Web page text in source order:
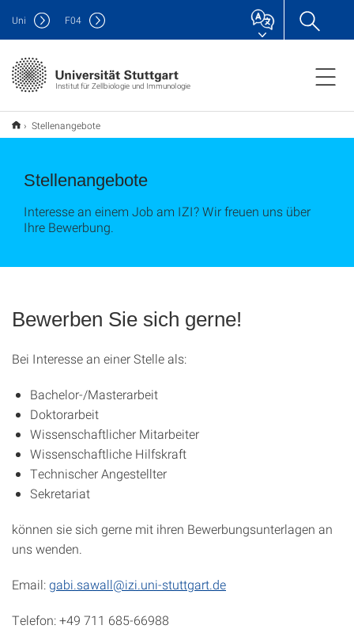
Institut für Zellbiologie und Immunologie
Uni F04
Stellenangebote
Stellenangebote
Interesse an einem Job am IZI? Wir freuen uns über
Ihre Bewerbung.
Bewerben Sie sich gerne!
Bei Interesse an einer Stelle als:
Bachelor-/Masterarbeit
Doktorarbeit
Wissenschaftlicher Mitarbeiter
Wissenschaftliche Hilfskraft
Technischer Angestellter
Sekretariat
können sie sich gerne mit ihren Bewerbungsunterlagen an
uns wenden.
Email:gabi.sawall@izi.uni-stuttgart.de
Telefon:+49 711 685-66988